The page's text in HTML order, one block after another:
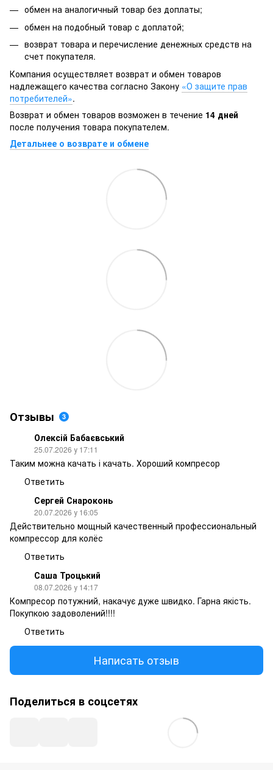
обмен на аналогичный товар без доплаты;
обмен на подобный товар с доплатой;
возврат товара и перечисление денежных средств на
счет покупателя.
Компания осуществляет возврат и обмен товаров
надлежащего качества согласно Закону «О защите прав
потребителей».
Возврат и обмен товаров возможен в течение 14 дней
после получения товара покупателем.
Детальнее о возврате и обмене
Отзывы 3
Олексій Бабаєвський
25.07.2026 у 17:11
Таким можна качать і качать. Хороший компресор
Ответить
Сергей Снароконь
20.07.2026 у 16:05
Действительно мощный качественный профессиональный
компрессор для колёс
Ответить
Саша Троцький
08.07.2026 у 14:17
Компресор потужний, накачує дуже швидко. Гарна якість.
Покупкою задоволений!!!!
Ответить
Написать отзыв
Поделиться в соцсетях